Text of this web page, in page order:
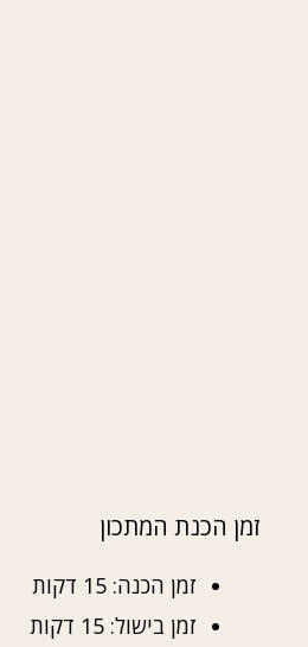
זמן הכנת המתכון
זמן הכנה: 15 דקות
זמן בישול: 15 דקות